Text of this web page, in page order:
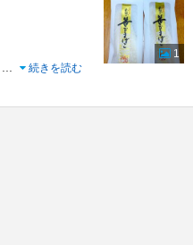
...
続きを読む
1